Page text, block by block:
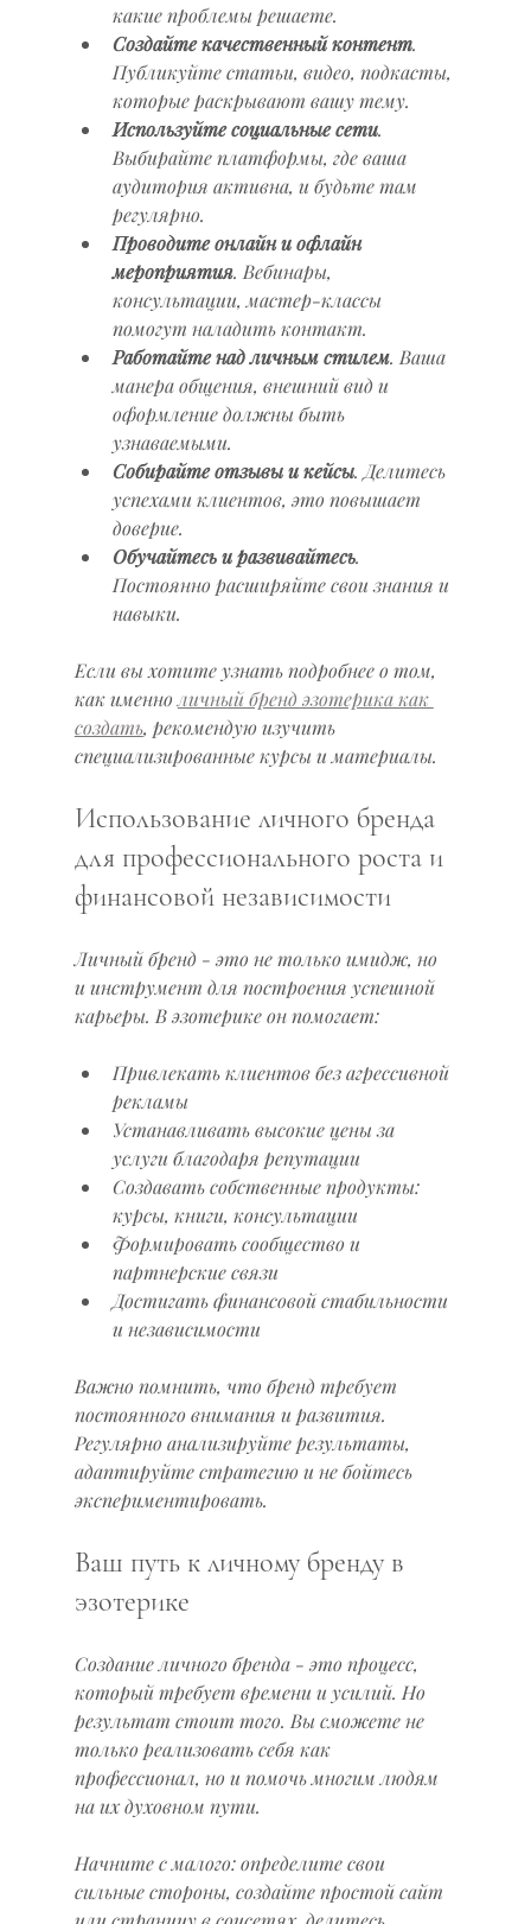
какие проблемы решаете.
Создайте качественный контент.
Публикуйте статьи, видео, подкасты,
которые раскрывают вашу тему.
Используйте социальные сети.
Выбирайте платформы, где ваша
аудитория активна, и будьте там
регулярно.
Проводите онлайн и офлайн
мероприятия. Вебинары,
консультации, мастер-классы
помогут наладить контакт.
Работайте над личным стилем. Ваша
манера общения, внешний вид и
оформление должны быть
узнаваемыми.
Собирайте отзывы и кейсы. Делитесь
успехами клиентов, это повышает
доверие.
Обучайтесь и развивайтесь.
Постоянно расширяйте свои знания и
навыки.
Если вы хотите узнать подробнее о том,
как именно личный бренд эзотерика как
создать, рекомендую изучить
специализированные курсы и материалы.
Использование личного бренда
для профессионального роста и
финансовой независимости
Личный бренд - это не только имидж, но
и инструмент для построения успешной
карьеры. В эзотерике он помогает:
Привлекать клиентов без агрессивной
рекламы
Устанавливать высокие цены за
услуги благодаря репутации
Создавать собственные продукты:
курсы, книги, консультации
Формировать сообщество и
партнерские связи
Достигать финансовой стабильности
и независимости
Важно помнить, что бренд требует
постоянного внимания и развития.
Регулярно анализируйте результаты,
адаптируйте стратегию и не бойтесь
экспериментировать.
Ваш путь к личному бренду в
эзотерике
Создание личного бренда - это процесс,
который требует времени и усилий. Но
результат стоит того. Вы сможете не
только реализовать себя как
профессионал, но и помочь многим людям
на их духовном пути.
Начните с малого: определите свои
сильные стороны, создайте простой сайт